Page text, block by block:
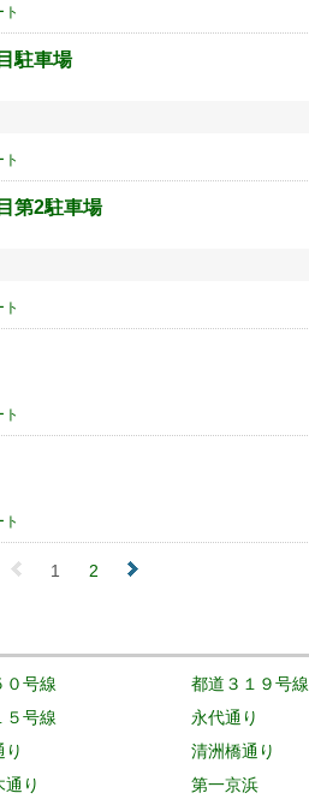
駐車場
第2駐車場
1 2
０号線
都道３１９号線
５号線
永代通り
り
清洲橋通り
通り
第一京浜